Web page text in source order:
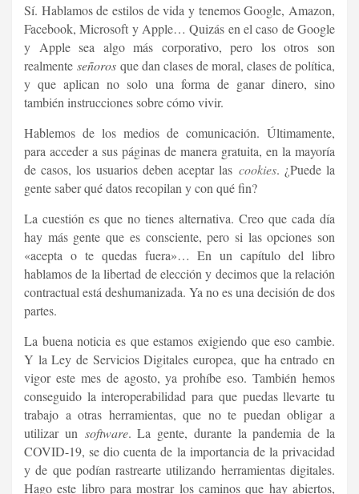
Sí. Hablamos de estilos de vida y tenemos Google, Amazon,
Facebook, Microsoft y Apple… Quizás en el caso de Google
y Apple sea algo más corporativo, pero los otros son
realmente señoros que dan clases de moral, clases de política,
y que aplican no solo una forma de ganar dinero, sino
también instrucciones sobre cómo vivir.
Hablemos de los medios de comunicación. Últimamente,
para acceder a sus páginas de manera gratuita, en la mayoría
de casos, los usuarios deben aceptar las cookies. ¿Puede la
gente saber qué datos recopilan y con qué fin?
La cuestión es que no tienes alternativa. Creo que cada día
hay más gente que es consciente, pero si las opciones son
«acepta o te quedas fuera»… En un capítulo del libro
hablamos de la libertad de elección y decimos que la relación
contractual está deshumanizada. Ya no es una decisión de dos
partes.
La buena noticia es que estamos exigiendo que eso cambie.
Y la Ley de Servicios Digitales europea, que ha entrado en
vigor este mes de agosto, ya prohíbe eso. También hemos
conseguido la interoperabilidad para que puedas llevarte tu
trabajo a otras herramientas, que no te puedan obligar a
utilizar un software. La gente, durante la pandemia de la
COVID-19, se dio cuenta de la importancia de la privacidad
y de que podían rastrearte utilizando herramientas digitales.
Hago este libro para mostrar los caminos que hay abiertos,